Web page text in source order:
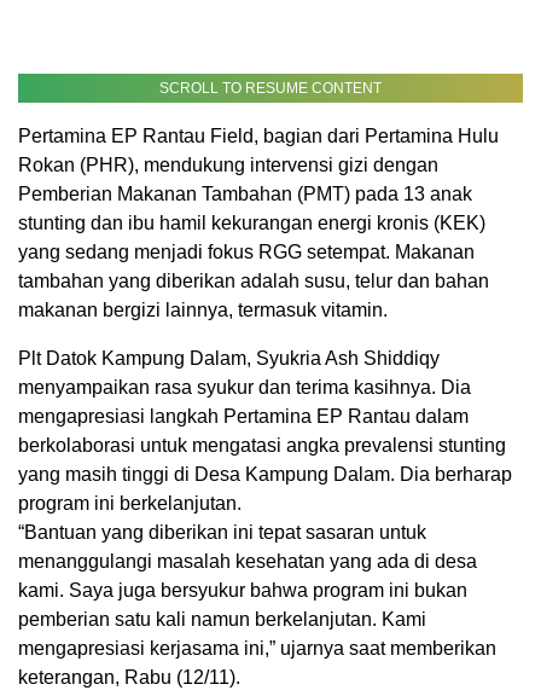
SCROLL TO RESUME CONTENT
Pertamina EP Rantau Field, bagian dari Pertamina Hulu
Rokan (PHR), mendukung intervensi gizi dengan
Pemberian Makanan Tambahan (PMT) pada 13 anak
stunting dan ibu hamil kekurangan energi kronis (KEK)
yang sedang menjadi fokus RGG setempat. Makanan
tambahan yang diberikan adalah susu, telur dan bahan
makanan bergizi lainnya, termasuk vitamin.
Plt Datok Kampung Dalam, Syukria Ash Shiddiqy
menyampaikan rasa syukur dan terima kasihnya. Dia
mengapresiasi langkah Pertamina EP Rantau dalam
berkolaborasi untuk mengatasi angka prevalensi stunting
yang masih tinggi di Desa Kampung Dalam. Dia berharap
program ini berkelanjutan.
“Bantuan yang diberikan ini tepat sasaran untuk
menanggulangi masalah kesehatan yang ada di desa
kami. Saya juga bersyukur bahwa program ini bukan
pemberian satu kali namun berkelanjutan. Kami
mengapresiasi kerjasama ini,” ujarnya saat memberikan
keterangan, Rabu (12/11).